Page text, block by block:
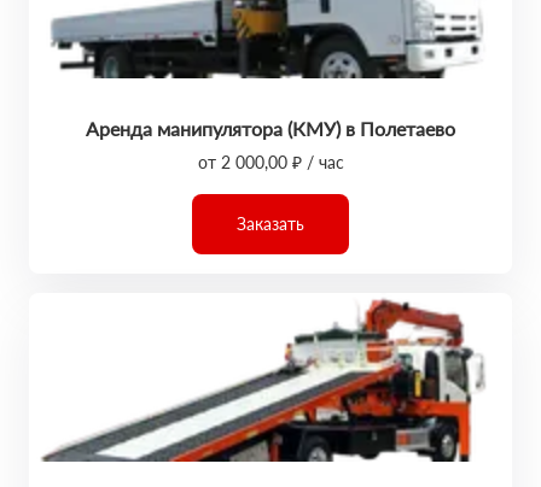
Аренда манипулятора (КМУ) в Полетаево
от 2 000,00 ₽ / час
Заказать